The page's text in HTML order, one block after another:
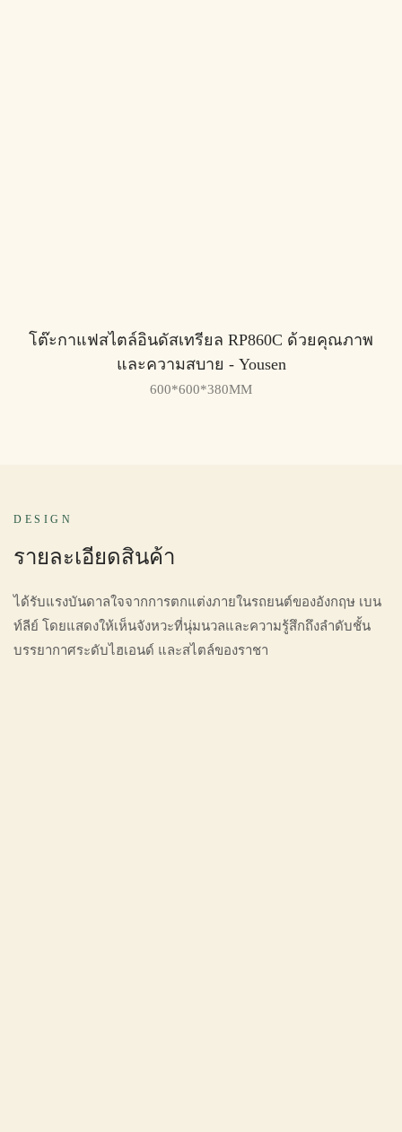
โต๊ะกาแฟสไตล์อินดัสเทรียล RP860C ด้วยคุณภาพ
และความสบาย - Yousen
600*600*380MM
DESIGN
รายละเอียดสินค้า
ได้รับแรงบันดาลใจจากการตกแต่งภายในรถยนต์ของอังกฤษ เบน
ท์ลีย์ โดยแสดงให้เห็นจังหวะที่นุ่มนวลและความรู้สึกถึงลำดับชั้น
บรรยากาศระดับไฮเอนด์ และสไตล์ของราชา